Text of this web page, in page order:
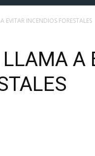
EVITAR INCENDIOS FORESTALES
A